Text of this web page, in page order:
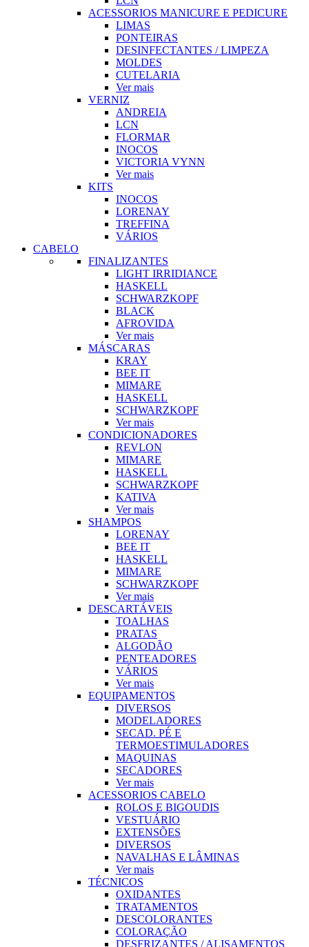
ACESSORIOS MANICURE E PEDICURE
LIMAS
PONTEIRAS
DESINFECTANTES / LIMPEZA
MOLDES
CUTELARIA
Ver mais
VERNIZ
ANDREIA
LCN
FLORMAR
INOCOS
VICTORIA VYNN
Ver mais
KITS
INOCOS
LORENAY
TREFFINA
VÁRIOS
CABELO
FINALIZANTES
LIGHT IRRIDIANCE
HASKELL
SCHWARZKOPF
BLACK
AFROVIDA
Ver mais
MÁSCARAS
KRAY
BEE IT
MIMARE
HASKELL
SCHWARZKOPF
Ver mais
CONDICIONADORES
REVLON
MIMARE
HASKELL
SCHWARZKOPF
KATIVA
Ver mais
SHAMPOS
LORENAY
BEE IT
HASKELL
MIMARE
SCHWARZKOPF
Ver mais
DESCARTÁVEIS
TOALHAS
PRATAS
ALGODÃO
PENTEADORES
VÁRIOS
Ver mais
EQUIPAMENTOS
DIVERSOS
MODELADORES
SECAD. PÉ E
TERMOESTIMULADORES
MAQUINAS
SECADORES
Ver mais
ACESSORIOS CABELO
ROLOS E BIGOUDIS
VESTUÁRIO
EXTENSÕES
DIVERSOS
NAVALHAS E LÂMINAS
Ver mais
TÉCNICOS
OXIDANTES
TRATAMENTOS
DESCOLORANTES
COLORAÇÃO
DESFRIZANTES / ALISAMENTOS